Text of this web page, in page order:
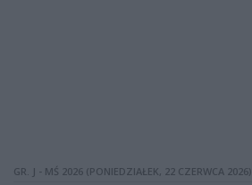
GR. J - MŚ 2026 (PONIEDZIAŁEK, 22 CZERWCA 2026)